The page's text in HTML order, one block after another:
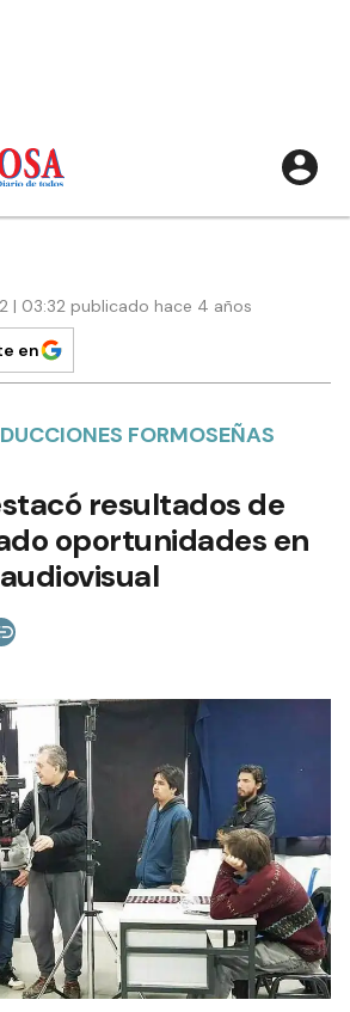
| 03:32 publicado hace 4 años
en
FORMOSEÑAS
resultados de
oportunidades en